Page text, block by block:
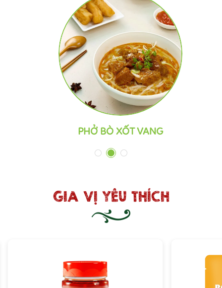
PHỞ BÒ XỐT VANG
1 2 3
GIA VỊ YÊU THÍCH